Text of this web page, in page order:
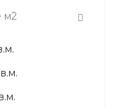
м2